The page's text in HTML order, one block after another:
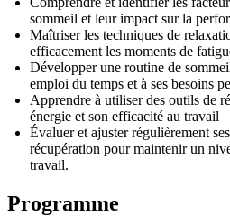
sommeil et leur impact sur la
Maîtriser les techniques de
efficacement les moments de
Développer une routine de
emploi du temps et à ses besoins
Apprendre à utiliser des outils de
énergie et son efficacité au travail
Évaluer et ajuster régulièrement
récupération pour maintenir un
travail.
Programme